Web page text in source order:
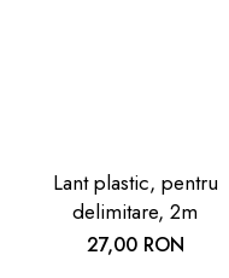
Lant plastic, pentru
delimitare, 2m
27,00 RON